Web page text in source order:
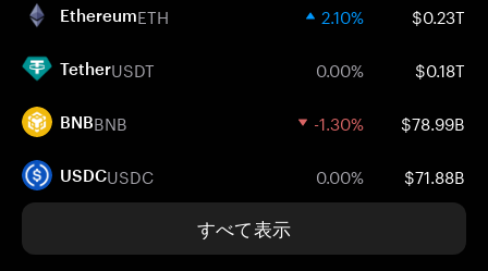
EthereumETH 2.10% $0.23T
TetherUSDT 0.00% $0.18T
BNBBNB -1.30% $78.99B
USDCUSDC 0.00% $71.88B
すべて表示